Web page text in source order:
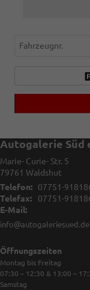
Fahrzeugnr.
Autogalerie Süd
Marie- Curie- Str. 5
79761 Waldshut
Telefon:
07751-
Telefax:
07751-
E-Mail:
info@autogaleriesued.de
Öffnungszeiten
Montag bis Freitag
07:30 – 12:30 & 13:00 –
Samstag